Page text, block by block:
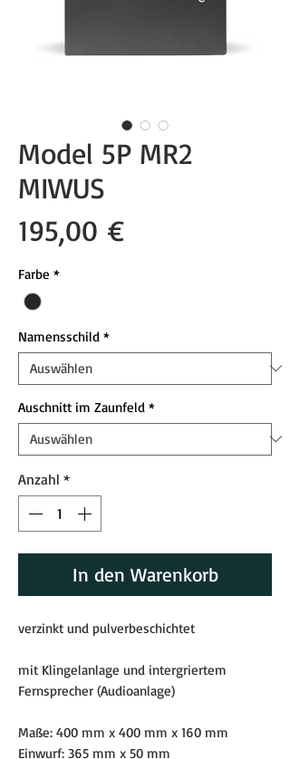
Model 5P MR2
MIWUS
195,00 €Preis
Farbe *
Namensschild *
Auschnitt im Zaunfeld *
Anzahl *
In den Warenkorb
verzinkt und pulverbeschichtet
mit Klingelanlage und intergriertem
Fernsprecher (Audioanlage)
Maße: 400 mm x 400 mm x 160 mm
Einwurf: 365 mm x 50 mm